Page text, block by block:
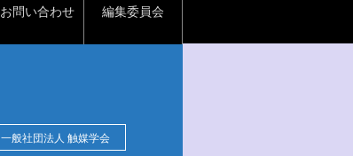
お問い合わせ 編集委員会
一般社団法人 触媒学会